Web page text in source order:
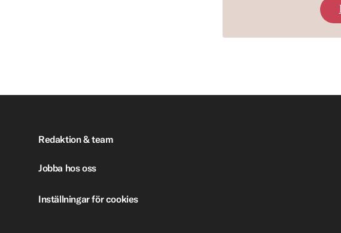
Redaktion & team
Jobba hos oss
Inställningar för cookies